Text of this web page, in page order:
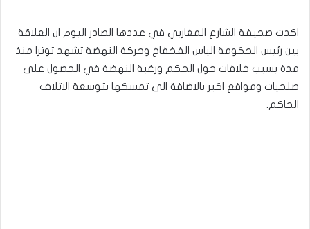
اكدت صحيفة الشارع المغاربي في عددها الصادر اليوم ان العلاقة
بين رئيس الحكومة الياس الفخفاخ وحركة النهضة تشهد توترا منذ
مدة بسبب خلافات حول الحكم ورغبة النهضة في الحصول على
صلحيات ومواقع اكبر بالاضافة الى تمسكها بتوسعة الاتلاف
الحاكم.